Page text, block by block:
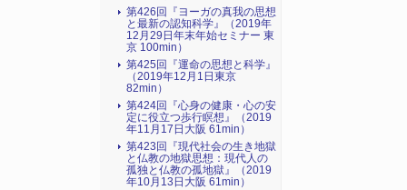
第426回『ヨーガの真我の思想
と最新の認知科学』（2019年
12月29日年末年始セミナー 東
京 100min）
第425回『運命の思想と科学』
（2019年12月1日東京
82min）
第424回『心身の健康・心の安
定に役立つ歩行瞑想』（2019
年11月17日大阪 61min）
第423回『現代社会の生き地獄
と仏教の地獄思想：現代人の
孤独と仏教の孤地獄』（2019
年10月13日大阪 61min）